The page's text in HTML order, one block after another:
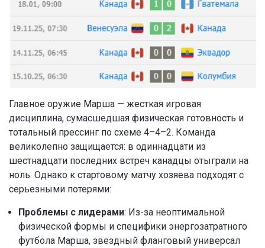
Главное оружие Марша — жесткая игровая
дисциплина, сумасшедшая физическая готовность и
тотальный прессинг по схеме 4–4–2. Команда
великолепно защищается: в одиннадцати из
шестнадцати последних встреч канадцы отыграли на
ноль. Однако к стартовому матчу хозяева подходят с
серьезными потерями:
Проблемы с лидерами: Из-за неоптимальной
физической формы и специфики энергозатратного
футбола Марша, звездный фланговый универсал